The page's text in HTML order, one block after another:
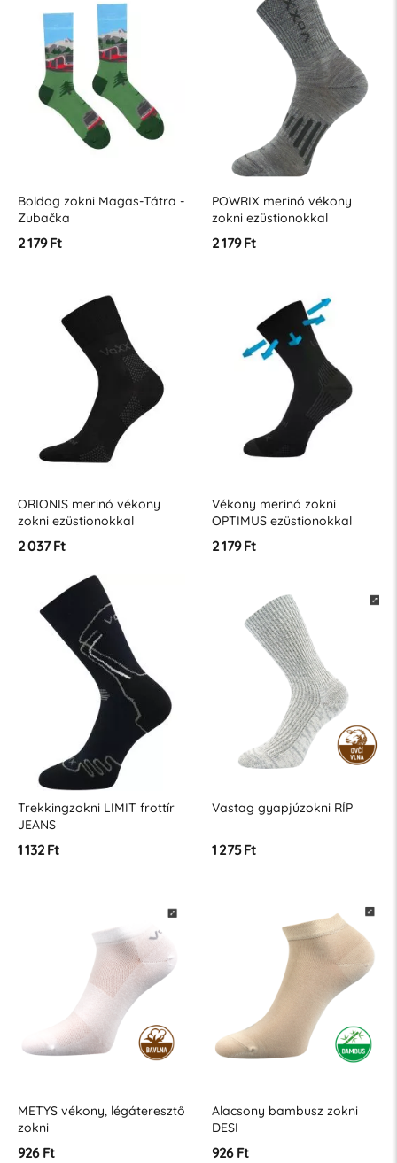
Boldog zokni Magas-Tátra -
Zubačka
2 179 Ft
POWRIX merinó vékony
zokni ezüstionokkal
2 179 Ft
ORIONIS merinó vékony
zokni ezüstionokkal
2 037 Ft
Vékony merinó zokni
OPTIMUS ezüstionokkal
2 179 Ft
Trekkingzokni LIMIT frottír
JEANS
1 132 Ft
Vastag gyapjúzokni RÍP
1 275 Ft
METYS vékony, légáteresztő
zokni
926 Ft
Alacsony bambusz zokni
DESI
926 Ft